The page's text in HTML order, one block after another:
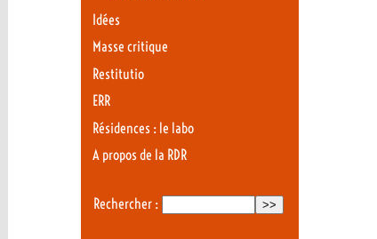
Idées
Masse critique
Restitutio
ERR
Résidences : le labo
A propos de la RDR
Rechercher :